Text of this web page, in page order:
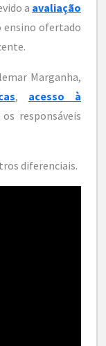
a avaliação
ensino ofertado
Marganha,
, acesso à
responsáveis
diferenciais.